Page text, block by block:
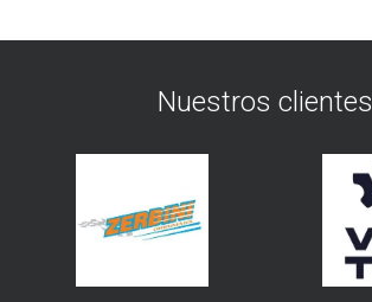
Nuestros clientes